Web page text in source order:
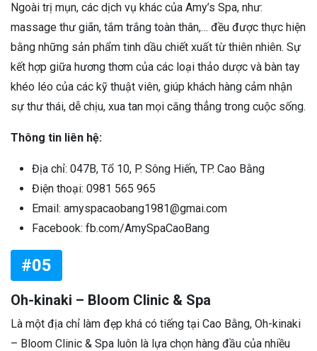
Ngoài trị mụn, các dịch vụ khác của Amy’s Spa, như:
massage thư giãn, tắm trắng toàn thân,… đều được thực hiện
bằng những sản phẩm tinh dầu chiết xuất từ thiên nhiên. Sự
kết hợp giữa hương thơm của các loại thảo dược và bàn tay
khéo léo của các kỹ thuật viên, giúp khách hàng cảm nhận
sự thư thái, dễ chịu, xua tan mọi căng thẳng trong cuộc sống.
Thông tin liên hệ:
Địa chỉ: 047B, Tổ 10, P. Sông Hiến, TP. Cao Bằng
Điện thoại: 0981 565 965
Email: amyspacaobang1981@gmai.com
Facebook: fb.com/AmySpaCaoBang
#05
Oh-kinaki – Bloom Clinic & Spa
Là một địa chỉ làm đẹp khá có tiếng tại Cao Bằng, Oh-kinaki
– Bloom Clinic & Spa luôn là lựa chọn hàng đầu của nhiều